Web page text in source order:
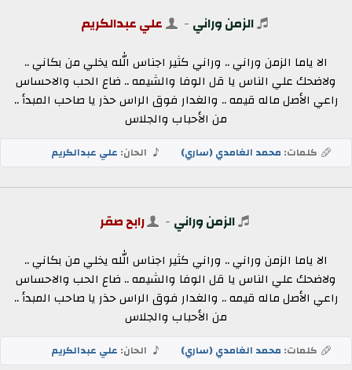
الزمن وراني - علي عبدالكريم
الا ياما الزمن وراني .. وراني كثير اجناس الله يخلي من بكاني ..
ولاضحك علي الناس يا قل الوفا والشيمه .. ضاع الحب والاحساس
راعي الأصل ماله قيمه .. والغدار فوق الراس حذر يا صاحب المبدأ ..
من الأحباب والجلاس
كلمات: محمد الغامدي (ساري) الحان: علي عبدالكريم
الزمن وراني - رابح صقر
الا ياما الزمن وراني .. وراني كثير اجناس الله يخلي من بكاني ..
ولاضحك علي الناس يا قل الوفا والشيمه .. ضاع الحب والاحساس
راعي الأصل ماله قيمه .. والغدار فوق الراس حذر يا صاحب المبدأ ..
من الأحباب والجلاس
كلمات: محمد الغامدي (ساري) الحان: علي عبدالكريم